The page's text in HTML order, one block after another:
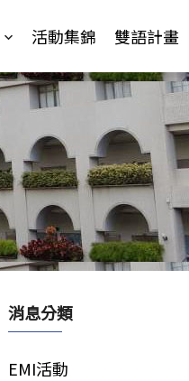
活動集錦 雙語計畫
消息分類
EMI活動